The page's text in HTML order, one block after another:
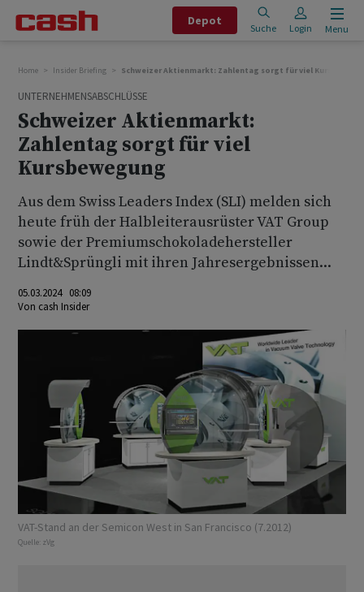
Depot
Suche Login Menu
Home Insider Briefing Schweizer Aktienmarkt: Zahlentag sorgt für viel
UNTERNEHMENSABSCHLÜSSE
Schweizer Aktienmarkt:
Zahlentag sorgt für viel
Kursbewegung
Aus dem Swiss Leaders Index (SLI) melden sich
heute früh der Halbleiterausrüster VAT Group
sowie der Premiumschokoladehersteller
Lindt&Sprüngli mit ihren Jahresergebnissen...
05.03.2024 08:09
Von cash Insider
VAT-Stand an der Semicon West in San Francisco (7.2012)
Quelle: zVg